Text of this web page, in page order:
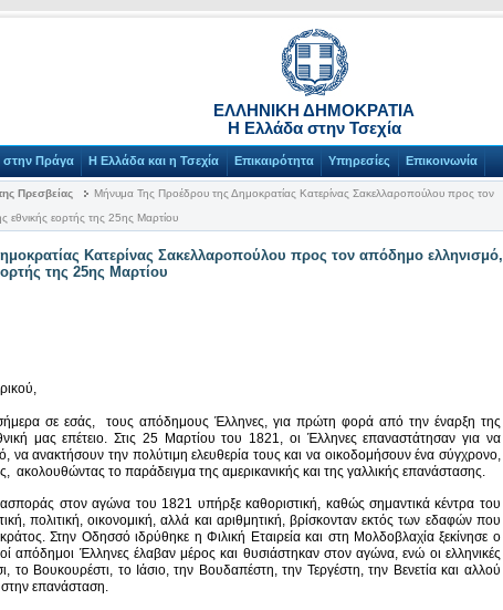
ΕΛΛΗΝΙΚΗ ΔΗΜΟΚΡΑΤΙΑ
Η Ελλάδα στην Τσεχία
στην Πράγα Η Ελλάδα και η Τσεχία Επικαιρότητα Υπηρεσίες Επικοινωνία
Πρεσβείας
Μήνυμα Της Προέδρου της Δημοκρατίας Kατερίνας Σακελλαροπούλου προς τον
εθνικής εορτής της 25ης Μαρτίου
Kατερίνας Σακελλαροπούλου προς τον απόδημο ελληνισμό,
της 25ης Μαρτίου
σε εσάς, τους απόδημους Έλληνες, για πρώτη φορά από την έναρξη της
μας επέτειο. Στις 25 Μαρτίου του 1821, οι Έλληνες επαναστάτησαν για να
να ανακτήσουν την πολύτιμη ελευθερία τους και να οικοδομήσουν ένα σύγχρονο,
ακολουθώντας το παράδειγμα της αμερικανικής και της γαλλικής επανάστασης.
στον αγώνα του 1821 υπήρξε καθοριστική, καθώς σημαντικά κέντρα του
πολιτική, οικονομική, αλλά και αριθμητική, βρίσκονταν εκτός των εδαφών που
Στην Οδησσό ιδρύθηκε η Φιλική Εταιρεία και στη Μολδοβλαχία ξεκίνησε ο
απόδημοι Έλληνες έλαβαν μέρος και θυσιάστηκαν στον αγώνα, ενώ οι ελληνικές
το Βουκουρέστι, το Ιάσιο, την Βουδαπέστη, την Τεργέστη, την Βενετία και αλλού
στην επανάσταση.